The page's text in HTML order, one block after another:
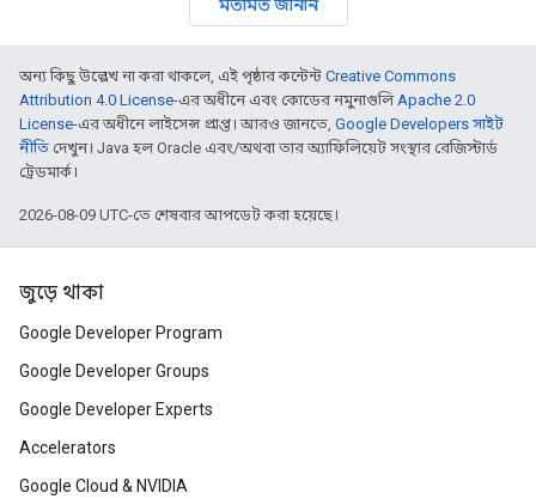
মতামত জানান
অন্য কিছু উল্লেখ না করা থাকলে, এই পৃষ্ঠার কন্টেন্ট Creative Commons
Attribution 4.0 License-এর অধীনে এবং কোডের নমুনাগুলিApache 2.0
License-এর অধীনে লাইসেন্স প্রাপ্ত। আরও জানতে, Google Developers সাইট
নীতি দেখুন। Java হল Oracle এবং/অথবা তার অ্যাফিলিয়েট সংস্থার রেজিস্টার্ড
ট্রেডমার্ক।
2026-08-09 UTC-তে শেষবার আপডেট করা হয়েছে।
জুড়ে থাকা
Google Developer Program
Google Developer Groups
Google Developer Experts
Accelerators
Google Cloud & NVIDIA